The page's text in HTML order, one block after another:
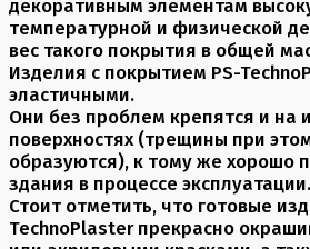
декоративным элементам
температурной и физической
вес такого покрытия в общей
Изделия с покрытием PS-
эластичными.
Они без проблем крепятся и на
поверхностях (трещины при
образуются), к тому же хорошо
здания в процессе эксплуатации.
Стоит отметить, что готовые
TechnoPlaster прекрасно